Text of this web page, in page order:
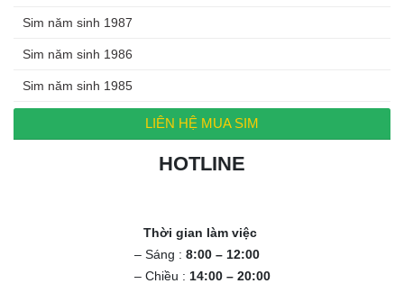
Sim năm sinh 1987
Sim năm sinh 1986
Sim năm sinh 1985
LIÊN HỆ MUA SIM
HOTLINE
Thời gian làm việc
– Sáng : 8:00 – 12:00
– Chiều : 14:00 – 20:00